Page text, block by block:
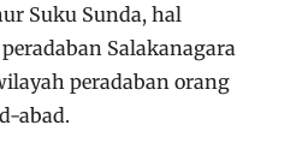
Suku Sunda, hal
Salakanagara
peradaban orang
abad.